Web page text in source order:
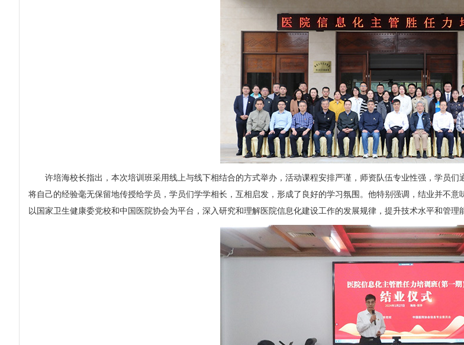
许培海校长指出，本次培训班采用线上与线下相结合的方式举办，活动课程安排严谨，师资队伍专业性强，学员们
将自己的经验毫无保留地传授给学员，学员们学学相长，互相启发，形成了良好的学习氛围。他特别强调，结业并不
以国家卫生健康委党校和中国医院协会为平台，深入研究和理解医院信息化建设工作的发展规律，提升技术水平和管理